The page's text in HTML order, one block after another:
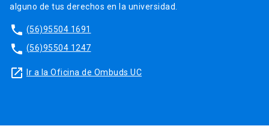
alguno de tus derechos en la universidad.
phone (56)95504 1691
phone (56)95504 1247
launch Ir a la Oficina de Ombuds UC